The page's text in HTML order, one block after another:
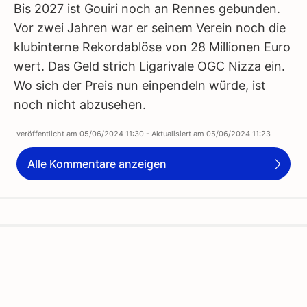
Bis 2027 ist Gouiri noch an Rennes gebunden.
Vor zwei Jahren war er seinem Verein noch die
klubinterne Rekordablöse von 28 Millionen Euro
wert. Das Geld strich Ligarivale OGC Nizza ein.
Wo sich der Preis nun einpendeln würde, ist
noch nicht abzusehen.
veröffentlicht am 05/06/2024 11:30 - Aktualisiert am 05/06/2024 11:23
Alle Kommentare anzeigen